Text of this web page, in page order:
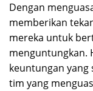
Dengan
memberikan
mereka untuk
menguntungkan.
keuntungan yang
tim yang